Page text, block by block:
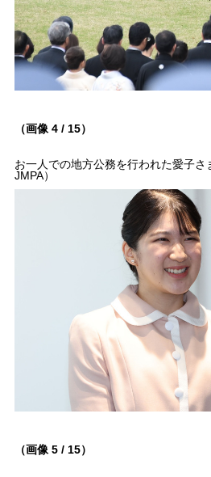
（画像 4 / 15）
お一人での地方公務を行われた愛子
JMPA）
（画像 5 / 15）